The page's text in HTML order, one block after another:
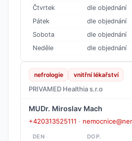
Čtvrtek
dle objednání
Pátek
dle objednání
Sobota
dle objednání
Neděle
dle objednání
nefrologie vnitřní lékařství
PRIVAMED Healthia s.r.o
MUDr. Miroslav Mach
+420313525111 ·
DEN DOP.